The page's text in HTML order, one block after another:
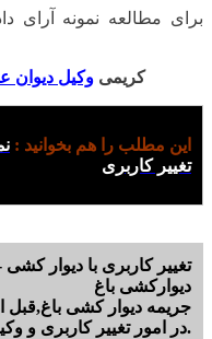
برای مطالعه نمونه آرای
کریمی وکیل دیوان
این مطلب را هم بخوانید :
تغییر کاربری
تغییر کاربری با دیوار
دیوارکشی باغ
جریمه دیوار کشی باغ,قبل
در امور تغییر کاربری و وکیل کیفری تغییر کاربری مشورت کنید.